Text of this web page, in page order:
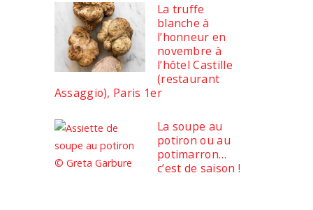
La truffe
blanche à
l’honneur en
novembre à
l’hôtel Castille
(restaurant
Assaggio), Paris 1er
La soupe au
potiron ou au
potimarron…
c’est de saison !